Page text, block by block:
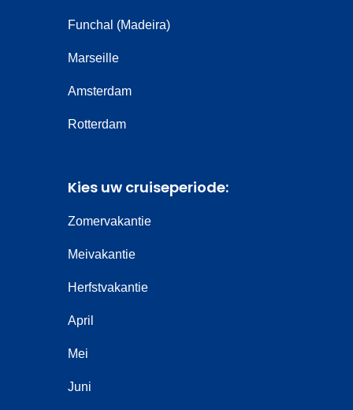
Funchal (Madeira)
Marseille
Amsterdam
Rotterdam
Kies uw cruiseperiode:
Zomervakantie
Meivakantie
Herfstvakantie
April
Mei
Juni